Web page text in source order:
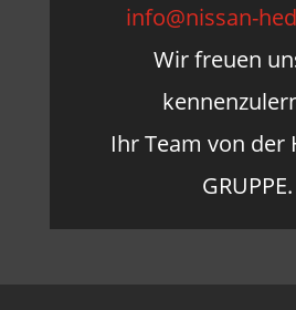
info@nissan-
Wir freuen
Ihr Team von der
GRUPPE.